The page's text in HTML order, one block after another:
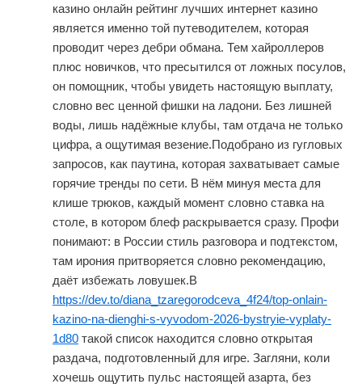
казино онлайн рейтинг лучших интернет казино
является именно той путеводителем, которая
проводит через дебри обмана. Тем хайроллеров
плюс новичков, что пресытился от ложных посулов,
он помощник, чтобы увидеть настоящую выплату,
словно вес ценной фишки на ладони. Без лишней
воды, лишь надёжные клубы, там отдача не только
цифра, а ощутимая везение.Подобрано из гугловых
запросов, как паутина, которая захватывает самые
горячие тренды по сети. В нём минуя места для
клише трюков, каждый момент словно ставка на
столе, в котором блеф раскрывается сразу. Профи
понимают: в России стиль разговора и подтекстом,
там ирония притворяется словно рекомендацию,
даёт избежать ловушек.В
https://dev.to/diana_tzaregorodceva_4f24/top-onlain-
kazino-na-dienghi-s-vyvodom-2026-bystryie-vyplaty-
1d80 такой список находится словно открытая
раздача, подготовленный для игре. Загляни, коли
хочешь ощутить пульс настоящей азарта, без